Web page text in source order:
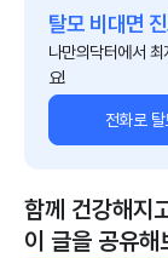
탈모 비대면
나만의닥터에서
요!
전화로 탈
함께 건강해지
이 글을 공유해